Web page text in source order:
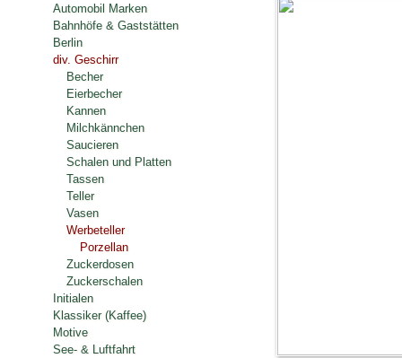
Automobil Marken
Bahnhöfe & Gaststätten
Berlin
div. Geschirr
Becher
Eierbecher
Kannen
Milchkännchen
Saucieren
Schalen und Platten
Tassen
Teller
Vasen
Werbeteller
Porzellan
Zuckerdosen
Zuckerschalen
Initialen
Klassiker (Kaffee)
Motive
See- & Luftfahrt